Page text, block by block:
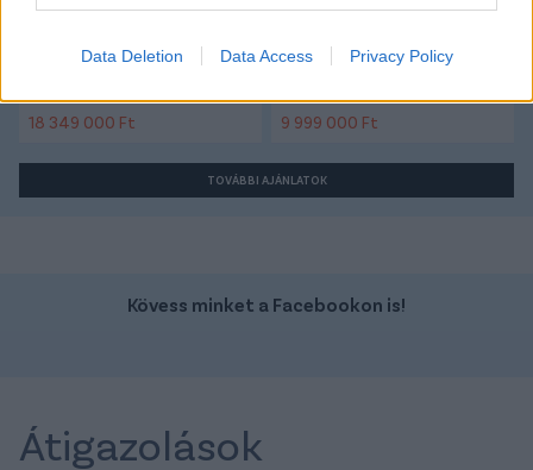
Data Deletion Data Access Privacy Policy
18 349 000 Ft
Szín: Sötétszürke (metál)
9 999 000 Ft
TOVÁBBI AJÁNLATOK
Kövess minket a Facebookon is!
Átigazolások